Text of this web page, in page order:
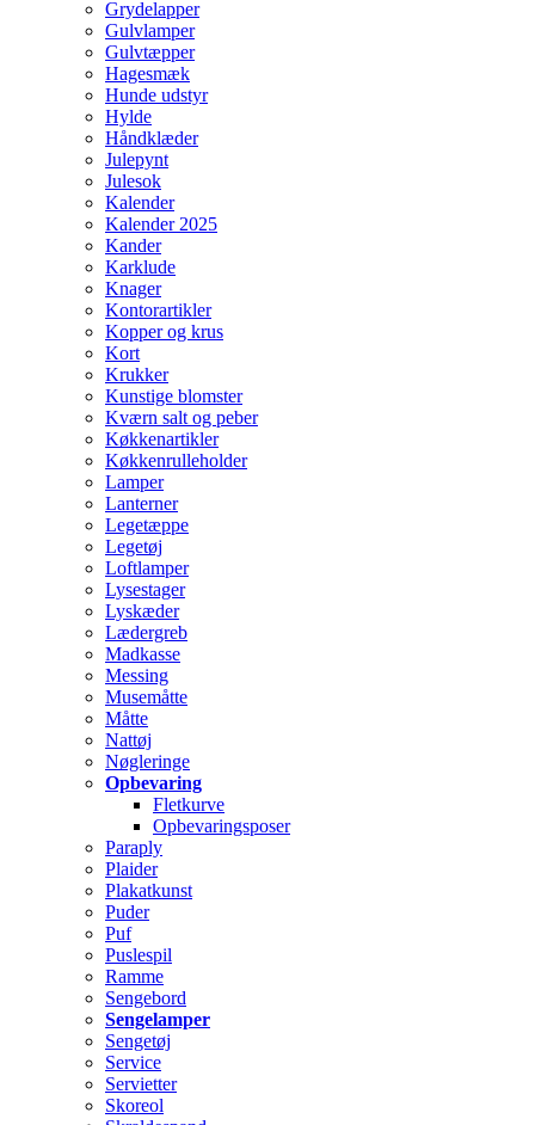
Grydelapper
Gulvlamper
Gulvtæpper
Hagesmæk
Hunde udstyr
Hylde
Håndklæder
Julepynt
Julesok
Kalender
Kalender 2025
Kander
Karklude
Knager
Kontorartikler
Kopper og krus
Kort
Krukker
Kunstige blomster
Kværn salt og peber
Køkkenartikler
Køkkenrulleholder
Lamper
Lanterner
Legetæppe
Legetøj
Loftlamper
Lysestager
Lyskæder
Lædergreb
Madkasse
Messing
Musemåtte
Måtte
Nattøj
Nøgleringe
Opbevaring
Fletkurve
Opbevaringsposer
Paraply
Plaider
Plakatkunst
Puder
Puf
Puslespil
Ramme
Sengebord
Sengelamper
Sengetøj
Service
Servietter
Skoreol